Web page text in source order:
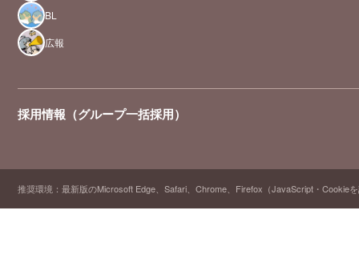
BL
広報
採用情報（グループ一括採用）
推奨環境：最新版のMicrosoft Edge、Safari、Chrome、Firefox（JavaScript・Cookie